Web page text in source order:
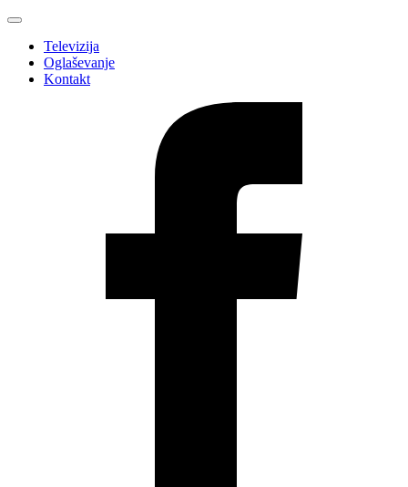
Televizija
Oglaševanje
Kontakt